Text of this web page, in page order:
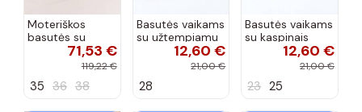
Moteriškos
basutės su
aukso spalvos
kulniukais Laura
spalvos
71,53 €
119,22 €
35 36 38
Basutės vaikams
su užtempiamu
užsegimu
rožinės spalvos
12,60 €
21,00 €
28
Basutės vaikams
su kaspinais
aukso spalvos
12,60 €
21,00 €
23 25